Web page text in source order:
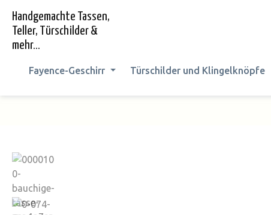
Zur Hauptnavigation springen
Handgemachte Tassen,
Teller, Türschilder &
mehr...
Fayence-Geschirr Türschilder und Klingelknöpfe
Bildergalerie überspringen